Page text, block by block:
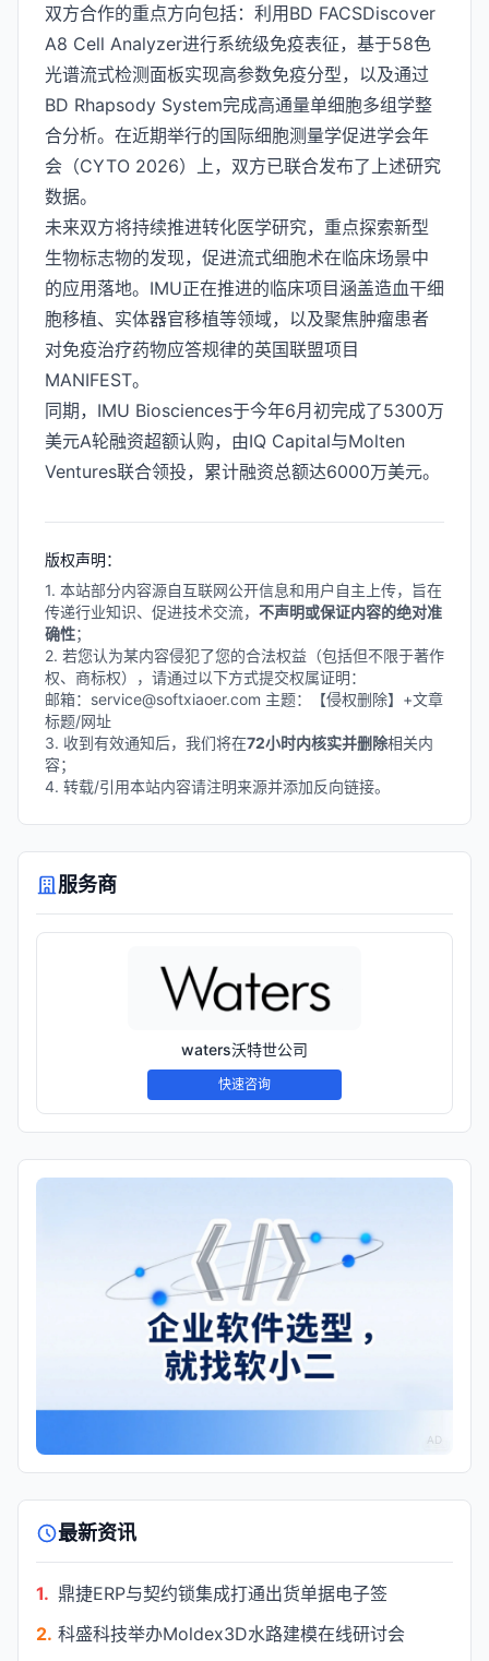
双方合作的重点方向包括：利用BD FACSDiscover
A8 Cell Analyzer进行系统级免疫表征，基于58色
光谱流式检测面板实现高参数免疫分型，以及通过
BD Rhapsody System完成高通量单细胞多组学整
合分析。在近期举行的国际细胞测量学促进学会年
会（CYTO 2026）上，双方已联合发布了上述研究
数据。
未来双方将持续推进转化医学研究，重点探索新型
生物标志物的发现，促进流式细胞术在临床场景中
的应用落地。IMU正在推进的临床项目涵盖造血干细
胞移植、实体器官移植等领域，以及聚焦肿瘤患者
对免疫治疗药物应答规律的英国联盟项目
MANIFEST。
同期，IMU Biosciences于今年6月初完成了5300万
美元A轮融资超额认购，由IQ Capital与Molten
Ventures联合领投，累计融资总额达6000万美元。
版权声明：
1. 本站部分内容源自互联网公开信息和用户自主上传，旨在
传递行业知识、促进技术交流， 不声明或保证内容的绝对准
确性；
2. 若您认为某内容侵犯了您的合法权益（包括但不限于著作
权、商标权），请通过以下方式提交权属证明：
邮箱：service@softxiaoer.com 主题：【侵权删除】+文章
标题/网址
3. 收到有效通知后，我们将在72小时内核实并删除相关内
容；
4. 转载/引用本站内容请注明来源并添加反向链接。
服务商
waters沃特世公司
快速咨询
AD
最新资讯
1. 鼎捷ERP与契约锁集成打通出货单据电子签
2. 科盛科技举办Moldex3D水路建模在线研讨会